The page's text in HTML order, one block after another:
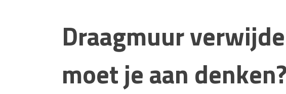
geurneutralisatie en resultaten
Kunststof erfafscheiding: duurzame keuze
Wat is een sleuvenzaagmachine en wanneer
hem?
Wonen in balans en comfort
Wanneer is het slim om een graafmachine te
Draagmuur
moet je aan denken?